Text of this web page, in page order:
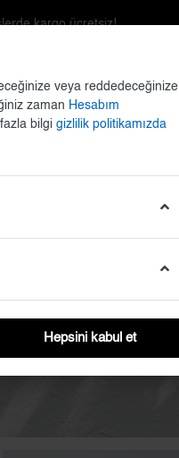
kargo ücretsiz!
Çerçeve
veya reddedeceğinize
zaman Hesabım
bilgi gizlilik politikamızda
Hepsini kabul et